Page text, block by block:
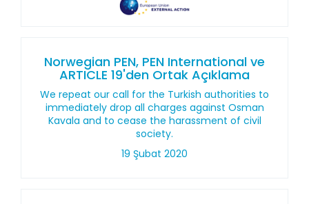
Norwegian PEN, PEN International ve
ARTICLE 19'den Ortak Açıklama
We repeat our call for the Turkish authorities to
immediately drop all charges against Osman
Kavala and to cease the harassment of civil
society.
19 Şubat 2020